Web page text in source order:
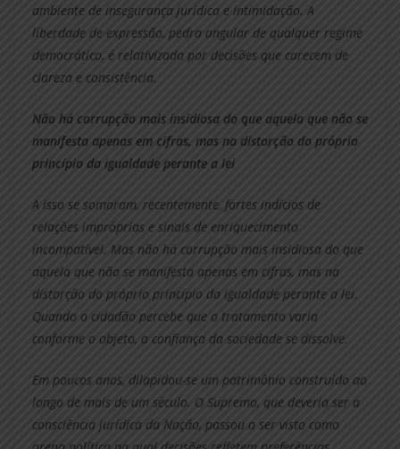
ambiente de insegurança jurídica e intimidação. A
liberdade de expressão, pedra angular de qualquer regime
democrático, é relativizada por decisões que carecem de
clareza e consistência.
Não há corrupção mais insidiosa do que aquela que não se
manifesta apenas em cifras, mas na distorção do próprio
princípio da igualdade perante a lei
A isso se somaram, recentemente, fortes indícios de
relações impróprias e sinais de enriquecimento
incompatível. Mas não há corrupção mais insidiosa do que
aquela que não se manifesta apenas em cifras, mas na
distorção do próprio princípio da igualdade perante a lei.
Quando o cidadão percebe que o tratamento varia
conforme o objeto, a confiança da sociedade se dissolve.
Em poucos anos, dilapidou-se um patrimônio construído ao
longo de mais de um século. O Supremo, que deveria ser a
consciência jurídica da Nação, passou a ser visto como